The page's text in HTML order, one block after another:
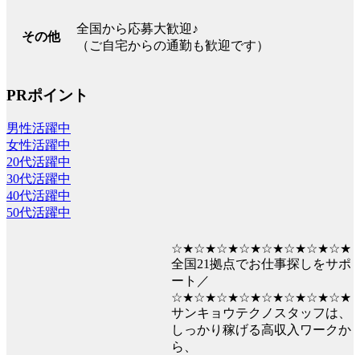
その他
全国から応募大歓迎♪
（ご自宅からの通勤も歓迎です）
PRポイント
男性活躍中
女性活躍中
20代活躍中
30代活躍中
40代活躍中
50代活躍中
☆★☆★☆★☆★☆★☆★☆★☆★
全国21拠点でお仕事探しをサポ
ート／
☆★☆★☆★☆★☆★☆★☆★☆★
サンキョウテクノスタッフは、
しっかり稼げる高収入ワークか
ら、